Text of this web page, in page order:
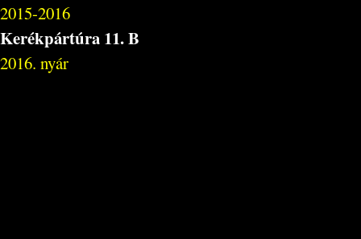
2015-2016
Kerékpártúra 11. B
2016. nyár